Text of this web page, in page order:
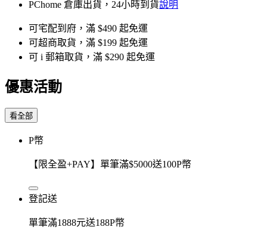
PChome 倉庫出貨，24小時到貨說明
可宅配到府，滿 $490 起免運
可超商取貨，滿 $199 起免運
可 i 郵箱取貨，滿 $290 起免運
優惠活動
看全部
P幣
【限全盈+PAY】單筆滿$5000送100P幣
登記送
單筆滿1888元送188P幣